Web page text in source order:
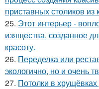
приставных столиков из
25. Этот интерьер -
изящества, созданное
красоту.
26. Переделка или
экологично, но и очень
27. Потолки в